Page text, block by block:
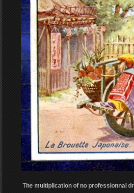
The multiplication of no professionnal